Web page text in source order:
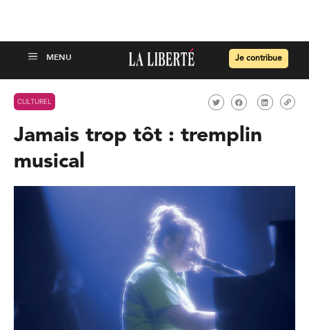
Je contribue
CULTUREL
Jamais trop tôt : tremplin
musical